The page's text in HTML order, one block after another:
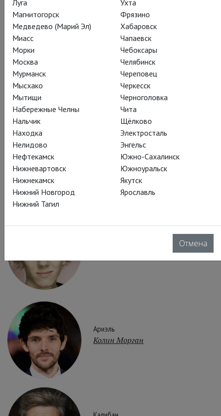
Действующие лица и исполнители
Просперо
Роджер Аллам
Джесси Бакли
Ариэль
Колин Морган
Луга
Магнитогорск
Медведево (Марий Эл)
Миасс
Морки
Москва
Мурманск
Мысхако
Мытищи
Набережные Челны
Нальчик
Находка
Нелидово
Нефтекамск
Нижневартовск
Нижнекамск
Нижний Новгород
Нижний Тагил
Ухта
Фрязино
Хабаровск
Чапаевск
Чебоксары
Челябинск
Череповец
Черкесск
Черноголовка
Чита
Щёлково
Электросталь
Энгельс
Южно-Сахалинск
Южноуральск
Якутск
Ярославль
Отмена